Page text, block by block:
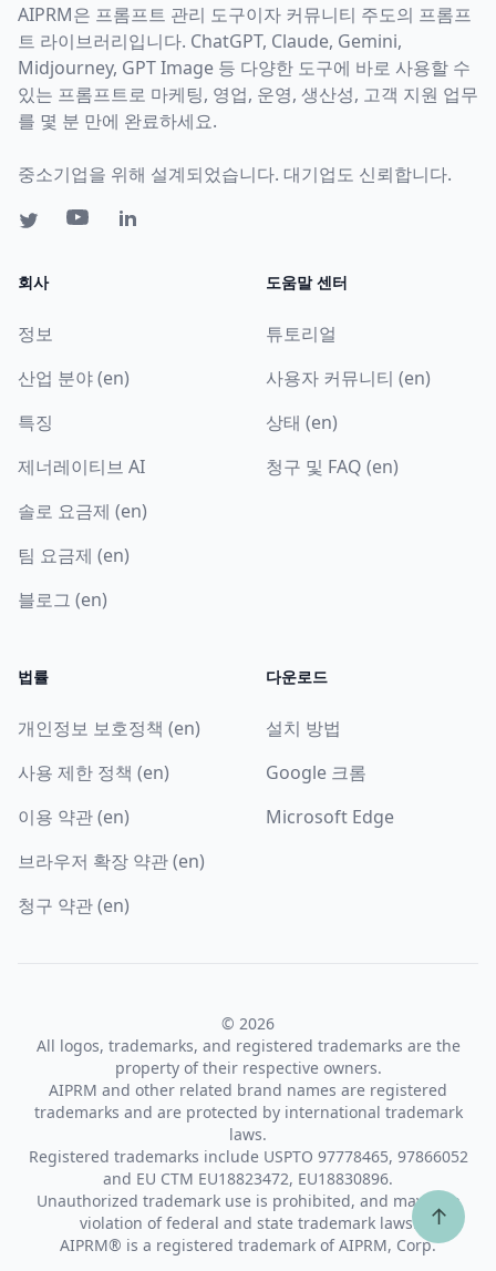
AIPRM은 프롬프트 관리 도구이자 커뮤니티 주도의 프롬프
트 라이브러리입니다. ChatGPT, Claude, Gemini,
Midjourney, GPT Image 등 다양한 도구에 바로 사용할 수
있는 프롬프트로 마케팅, 영업, 운영, 생산성, 고객 지원 업무
를 몇 분 만에 완료하세요.
중소기업을 위해 설계되었습니다. 대기업도 신뢰합니다.
회사
정보
산업 분야 (en)
특징
제너레이티브 AI
솔로 요금제 (en)
팀 요금제 (en)
블로그 (en)
도움말 센터
튜토리얼
사용자 커뮤니티 (en)
상태 (en)
청구 및 FAQ (en)
법률
개인정보 보호정책 (en)
사용 제한 정책 (en)
이용 약관 (en)
브라우저 확장 약관 (en)
청구 약관 (en)
다운로드
설치 방법
Google 크롬
Microsoft Edge
© 2026
All logos, trademarks, and registered trademarks are the
property of their respective owners.
AIPRM and other related brand names are registered
trademarks and are protected by international trademark
laws.
Registered trademarks include USPTO 97778465, 97866052
and EU CTM EU18823472, EU18830896.
Unauthorized trademark use is prohibited, and may be a
violation of federal and state trademark laws.
AIPRM® is a registered trademark of AIPRM, Corp.
↑